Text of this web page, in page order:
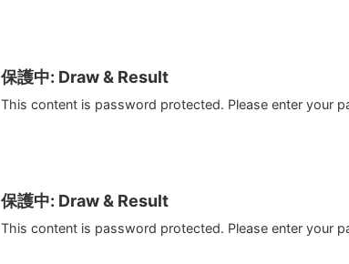
保護中: Draw & Result
This content is password protected. Please enter your
保護中: Draw & Result
This content is password protected. Please enter your